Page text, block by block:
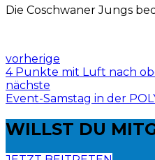
Die Coschwaner Jungs
vorherige
4 Punkte mit Luft nach
nächste
Event-Samstag in der
WILLST DU